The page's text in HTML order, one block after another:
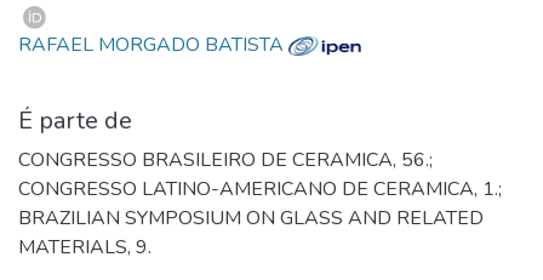
RAFAEL MORGADO BATISTA
É parte de
CONGRESSO BRASILEIRO DE CERAMICA, 56.;
CONGRESSO LATINO-AMERICANO DE CERAMICA, 1.;
BRAZILIAN SYMPOSIUM ON GLASS AND RELATED
MATERIALS, 9.